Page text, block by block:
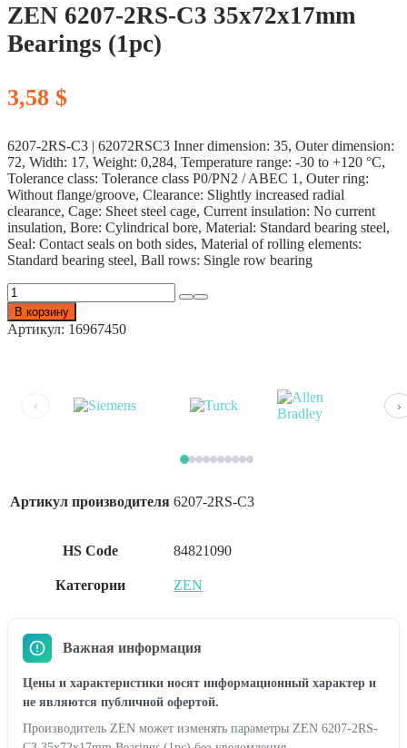
ZEN 6207-2RS-C3 35x72x17mm
Bearings (1pc)
3,58 $
6207-2RS-C3 | 62072RSC3 Inner dimension: 35, Outer dimension:
72, Width: 17, Weight: 0,284, Temperature range: -30 to +120 °C,
Tolerance class: Tolerance class P0/PN2 / ABEC 1, Outer ring:
Without flange/groove, Clearance: Slightly increased radial
clearance, Cage: Sheet steel cage, Current insulation: No current
insulation, Bore: Cylindrical bore, Material: Standard bearing steel,
Seal: Contact seals on both sides, Material of rolling elements:
Standard bearing steel, Ball rows: Single row bearing
Количество
товара
ZEN
6207-
Bearings
В корзину
Артикул: 16967450
‹ ›
Артикул производителя 6207-2RS-C3
HS Code 84821090
Категории ZEN
Важная информация
Цены и характеристики носят информационный характер и
не являются публичной офертой.
Производитель ZEN может изменять параметры ZEN 6207-2RS-